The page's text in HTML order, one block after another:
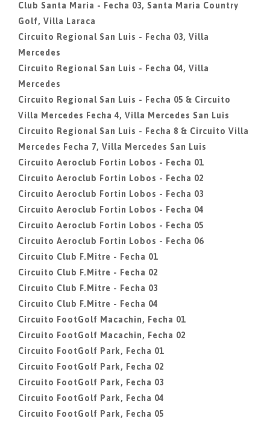
Club Santa Maria - Fecha 03, Santa Maria Country
Golf, Villa Laraca
Circuito Regional San Luis - Fecha 03, Villa
Mercedes
Circuito Regional San Luis - Fecha 04, Villa
Mercedes
Circuito Regional San Luis - Fecha 05 & Circuito
Villa Mercedes Fecha 4, Villa Mercedes San Luis
Circuito Regional San Luis - Fecha 8 & Circuito Villa
Mercedes Fecha 7, Villa Mercedes San Luis
Circuito Aeroclub Fortin Lobos - Fecha 01
Circuito Aeroclub Fortin Lobos - Fecha 02
Circuito Aeroclub Fortin Lobos - Fecha 03
Circuito Aeroclub Fortin Lobos - Fecha 04
Circuito Aeroclub Fortin Lobos - Fecha 05
Circuito Aeroclub Fortin Lobos - Fecha 06
Circuito Club F.Mitre - Fecha 01
Circuito Club F.Mitre - Fecha 02
Circuito Club F.Mitre - Fecha 03
Circuito Club F.Mitre - Fecha 04
Circuito FootGolf Macachin, Fecha 01
Circuito FootGolf Macachin, Fecha 02
Circuito FootGolf Park, Fecha 01
Circuito FootGolf Park, Fecha 02
Circuito FootGolf Park, Fecha 03
Circuito FootGolf Park, Fecha 04
Circuito FootGolf Park, Fecha 05